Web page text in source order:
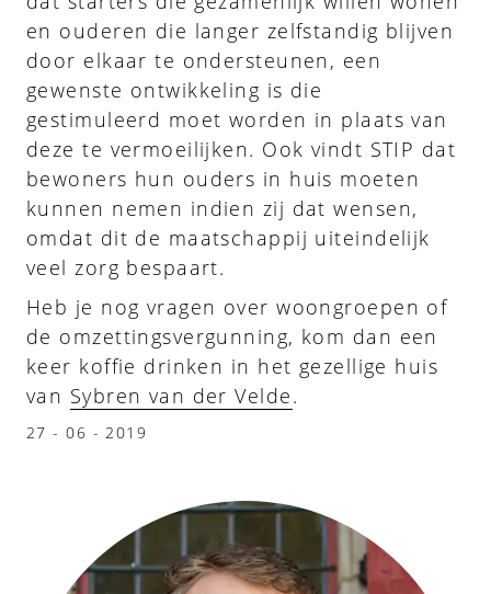
en ouderen die langer zelfstandig blijven
door elkaar te ondersteunen, een
gewenste ontwikkeling is die
gestimuleerd moet worden in plaats van
deze te vermoeilijken. Ook vindt STIP dat
bewoners hun ouders in huis moeten
kunnen nemen indien zij dat wensen,
omdat dit de maatschappij uiteindelijk
veel zorg bespaart.
Heb je nog vragen over woongroepen of
de omzettingsvergunning, kom dan een
keer koffie drinken in het gezellige huis
van Sybren van der Velde.
27 - 06 - 2019